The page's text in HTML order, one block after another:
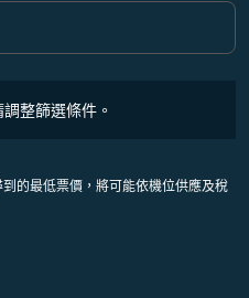
整篩選條件。
的最低票價，將可能依機位供應及稅